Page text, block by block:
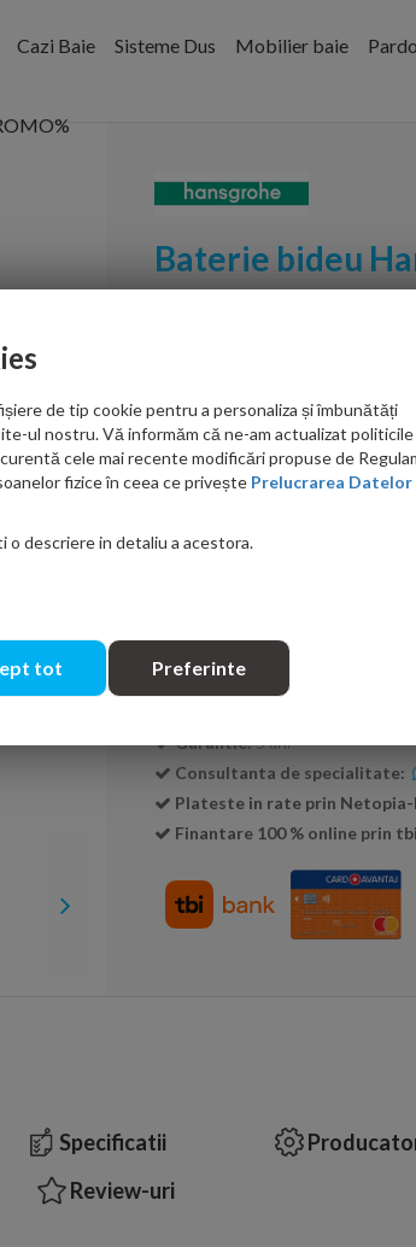
Cazi Baie Sisteme Dus Mobilier baie
Baterie bideu
457.00 RON
Ati gasit in alta parte
Transport GRATUIT la
Garantie:5 ani
Consultanta de specialitate:
Plateste in rate prin Netopia-
Finantare 100 % online prin
Specificatii
Review-uri
de tip cookie pentru a personaliza și îmbunătăți
ul nostru. Vă informăm că ne-am actualizat
cele mai recente modificări propuse de
fizice în ceea ce privește Prelucrarea Datelor
o descriere in detaliu a acestora.
tot Preferinte